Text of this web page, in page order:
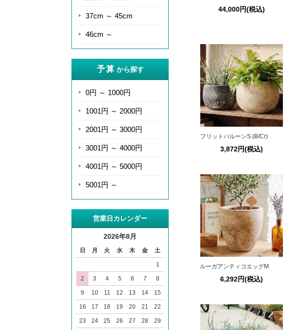
37cm ～ 45cm
46cm ～
予算 から探す
0円 ～ 1000円
1001円 ～ 2000円
2001円 ～ 3000円
3001円 ～ 4000円
4001円 ～ 5000円
5001円 ～
営業日カレンダー
2026年8月
日 月 火 水 木 金 土
1
2 3 4 5 6 7 8
9 10 11 12 13 14 15
16 17 18 19 20 21 22
23 24 25 26 27 28 29
44,000円(税込)
フリットバルーンS (B/Cr)
3,872円(税込)
ルーガアンティコエッグM
6,292円(税込)